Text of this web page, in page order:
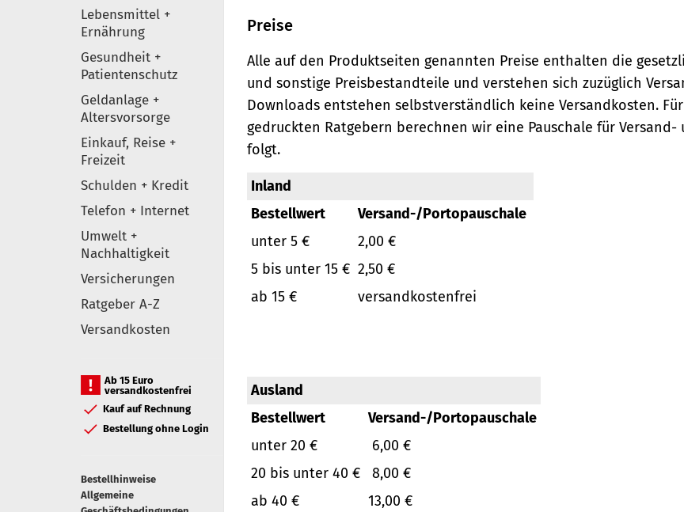
Lebensmittel +
Ernährung
Gesundheit +
Patientenschutz
Geldanlage +
Altersvorsorge
Einkauf, Reise +
Freizeit
Schulden + Kredit
Telefon + Internet
Umwelt +
Nachhaltigkeit
Versicherungen
Ratgeber A-Z
Versandkosten
Ab 15 Euro
versandkostenfrei
Kauf auf Rechnung
Bestellung ohne Login
Bestellhinweise
Allgemeine
Preise
Alle auf den Produktseiten genannten Preise enthalten die
und sonstige Preisbestandteile und verstehen sich zuzüglich
Downloads entstehen selbstverständlich keine Versandkosten.
gedruckten Ratgebern berechnen wir eine Pauschale für
folgt.
Inland
Bestellwert
Versand-/Portopauschale
unter 5 €
2,00 €
5 bis unter 15 € 2,50 €
ab 15 €
versandkostenfrei
Ausland
Bestellwert
Versand-/Portopauschale
unter 20 €
6,00 €
20 bis unter 40 €
8,00 €
ab 40 €
13,00 €